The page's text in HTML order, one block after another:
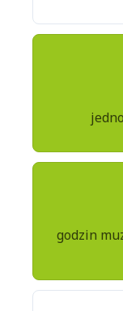
godzin